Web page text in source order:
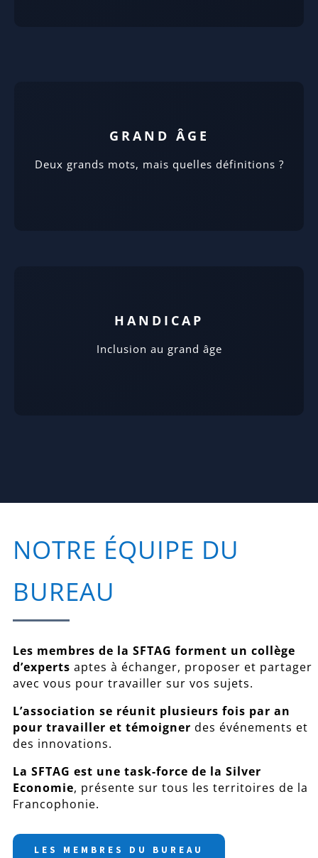
GRAND ÂGE
Deux grands mots, mais quelles définitions ?
HANDICAP
Inclusion au grand âge
NOTRE ÉQUIPE DU
BUREAU
Les membres de la SFTAG forment un collège
d’experts aptes à échanger, proposer et partager
avec vous pour travailler sur vos sujets.
L’association se réunit plusieurs fois par an
pour travailler et témoigner des événements et
des innovations.
La SFTAG est une task-force de la Silver
Economie, présente sur tous les territoires de la
Francophonie.
LES MEMBRES DU BUREAU